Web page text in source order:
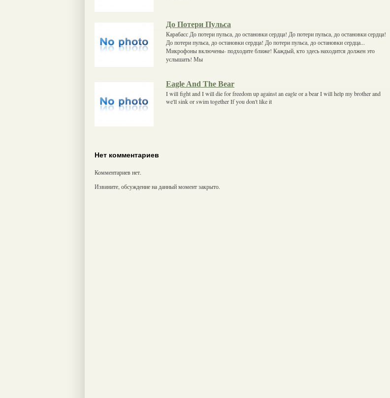
До Потери Пульса
Карабасс До потери пульса, до остановки сердца! До потери пульса, до остановки сердца!
До потери пульса, до остановки сердца! До потери пульса, до остановки сердца...
Микрофоны включены- подходите ближе! Каждый, кто здесь находится должен это
услышать! Мы
Eagle And The Bear
I will fight and I will die for freedom up against an eagle or a bear I will help my brother and
we'll sink or swim together If you don't like it
Нет комментариев
Комментариев нет.
Извините, обсуждение на данный момент закрыто.